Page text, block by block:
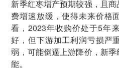
新季红枣增产预期较强，且
费增速放缓，使得未来价格
看，2023年收购价处于5年
好，但下游加工利润亏损严
弱，可能倒逼上游降价，新
能。